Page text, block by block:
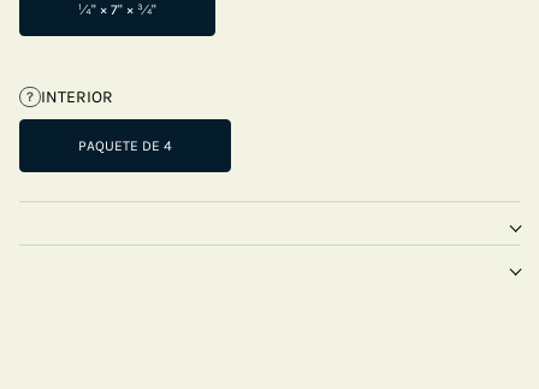
¼" × 7" × ¾"
? INTERIOR
PAQUETE DE 4